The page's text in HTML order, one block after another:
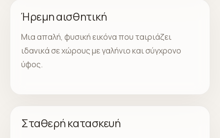
Ήρεμη αισθητική
Μια απαλή, φυσική εικόνα που ταιριάζει
ιδανικά σε χώρους με γαλήνιο και σύγχρονο
ύφος.
Σταθερή κατασκευή